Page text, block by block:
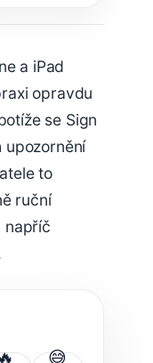
a iPad
opravdu
se Sign
upozornění
to
ruční
napříč
😅